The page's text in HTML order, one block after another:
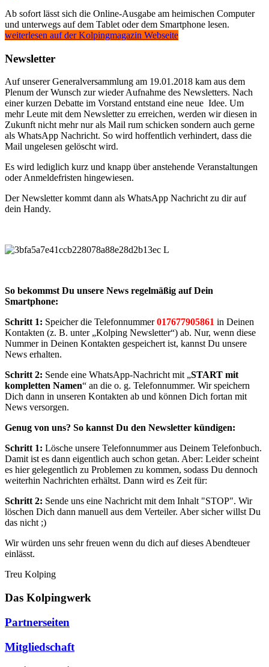
Ab sofort lässt sich die Online-Ausgabe am heimischen Computer
und unterwegs auf dem Tablet oder dem Smartphone lesen.
weiterlesen auf der Kolpingmagazin Webseite
Newsletter
Auf unserer Generalversammlung am 19.01.2018 kam aus dem
Plenum der Wunsch zur wieder Aufnahme des Newsletters. Nach
einer kurzen Debatte im Vorstand entstand eine neue Idee. Um
mehr Leute mit dem Newsletter zu erreichen, werden wir diesen in
Zukunft nicht mehr nur als Mail rum schicken sondern auch gerne
als WhatsApp Nachricht. So wird hoffentlich verhindert, dass die
Mail ungelesen gelöscht wird.
Es wird lediglich kurz und knapp über anstehende Veranstaltungen
oder Anmeldefristen hingewiesen.
Der Newsletter kommt dann als WhatsApp Nachricht zu dir auf
dein Handy.
So bekommst Du unsere News regelmäßig auf Dein
Smartphone:
Schritt 1: Speicher die Telefonnummer017677905861 in Deinen
Kontakten (z. B. unter „Kolping Newsletter“) ab. Nur, wenn diese
Nummer in Deinen Kontakten gespeichert ist, kannst Du unsere
News erhalten.
Schritt 2: Sende eine WhatsApp-Nachricht mit „START mit
kompletten Namen“ an die o. g. Telefonnummer. Wir speichern
Dich dann in unseren Kontakten ab und können Dich fortan mit
News versorgen.
Genug von uns? So kannst Du den Newsletter kündigen:
Schritt 1: Lösche unsere Telefonnummer aus Deinem Telefonbuch.
Damit ist es dann eigentlich auch schon getan. Aber: Leider scheint
es hier gelegentlich zu Problemen zu kommen, sodass Du dennoch
weiterhin Nachrichten erhältst. Dann wird es Zeit für:
Schritt 2: Sende uns eine Nachricht mit dem Inhalt "STOP". Wir
löschen Dich dann manuell aus dem Verteiler. Aber sicher willst Du
das nicht ;)
Wir würden uns sehr freuen wenn du dich auf dieses Abendteuer
einlässt.
Treu Kolping
Das Kolpingwerk
Partnerseiten
Mitgliedschaft